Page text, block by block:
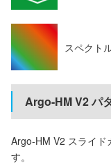
スペクト
Argo-HM V2 パ
Argo-HM V2 スライド
す。